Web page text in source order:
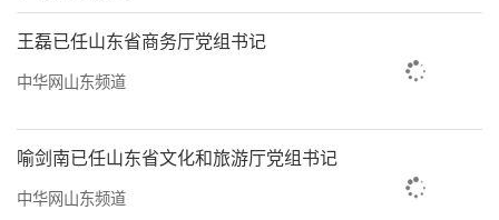
方经济社会发展，切实发挥好地质工作基础
性、公益性、战略性作用。三要聚焦地质科技
赋能，在激活发展引擎上全面发力。要加大科
技投入力度，坚持“精准投入、重点发力”，
放大“集中力量办大事”的规模效应，着力构
建“技术攻关更有力、科创体系更完善、创新
王磊已任山东省商务厅党组书记
中华网山东频道
喻剑南已任山东省文化和旅游厅党组书记
中华网山东频道